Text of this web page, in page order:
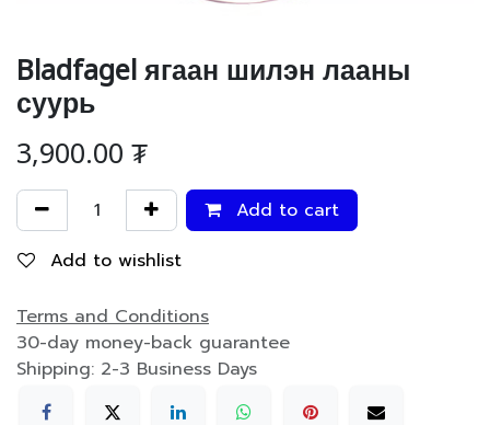
Bladfagel ягаан шилэн лааны
суурь
3,900.00₮
Add to cart
Add to wishlist
Terms and Conditions
30-day money-back guarantee
Shipping: 2-3 Business Days